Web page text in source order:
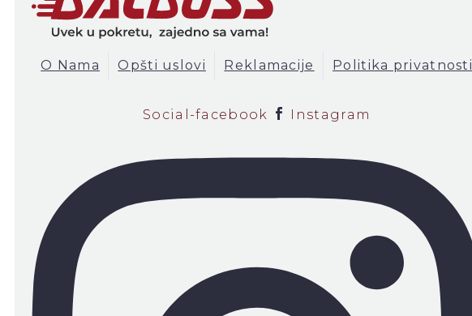
O Nama Opšti uslovi Reklamacije Politika privatnosti
Social-facebook Instagram